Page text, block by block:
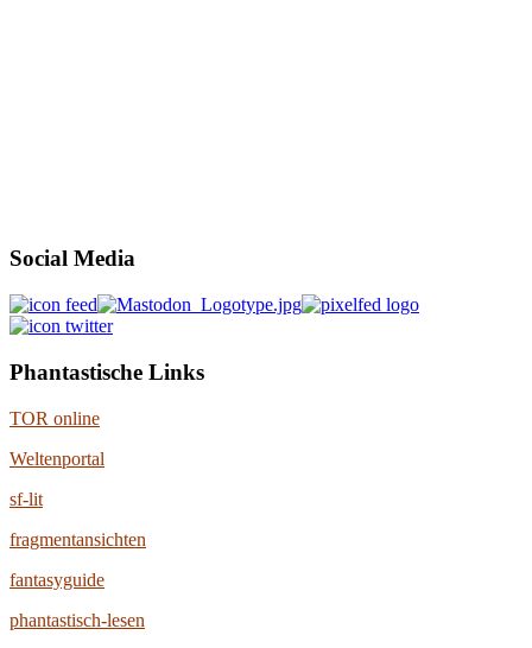
Social Media
Phantastische Links
TOR online
Weltenportal
sf-lit
fragmentansichten
fantasyguide
phantastisch-lesen